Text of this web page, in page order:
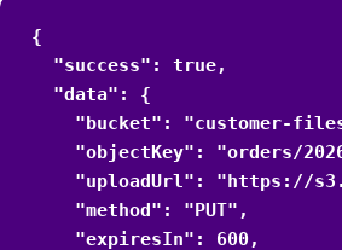
{
  "success": true,
  "data": {
"bucket": "customer-
"objectKey": "orders/
"uploadUrl": "https://
    "method": "PUT",
    "expiresIn": 600,